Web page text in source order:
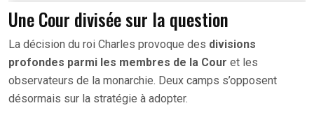
Une Cour divisée sur la question
La décision du roi Charles provoque des divisions
profondes parmi les membres de la Cour et les
observateurs de la monarchie. Deux camps s’opposent
désormais sur la stratégie à adopter.